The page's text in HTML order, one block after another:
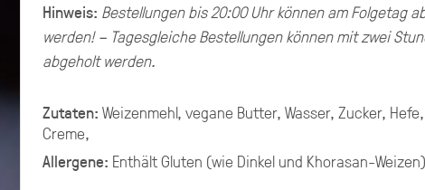
Hinweis: Bestellungen bis 20:00 Uhr können am Folgetag
werden! – Tagesgleiche Bestellungen können mit zwei
abgeholt werden.
Zutaten: Weizenmehl, vegane Butter, Wasser, Zucker,
Creme,
Allergene: EnthältGluten (wie Dinkel und Khorasan-Weizen)